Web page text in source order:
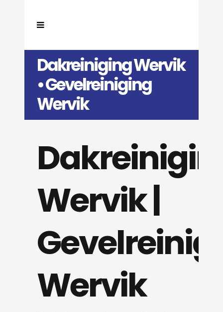
Dakreiniging Wervik
• Gevelreiniging
Wervik
Wervik |
Wervik